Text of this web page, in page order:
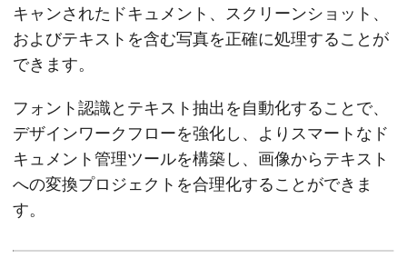
キャンされたドキュメント、スクリーンショット、
およびテキストを含む写真を正確に処理することが
できます。
フォント認識とテキスト抽出を自動化することで、
デザインワークフローを強化し、よりスマートなド
キュメント管理ツールを構築し、画像からテキスト
への変換プロジェクトを合理化することができま
す。